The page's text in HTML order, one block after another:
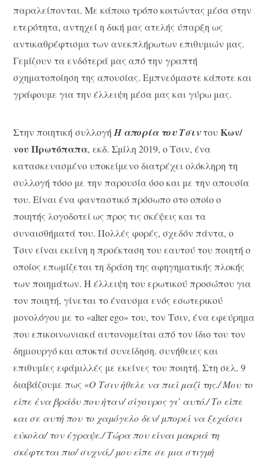
παραλείπονται. Με κάποιο τρόπο κοιτώντας μέσα στην
ετερότητα, αντηχεί η δική μας ατελής ύπαρξη ως
αντικαθρέφτισμα των ανεκπλήρωτων επιθυμιών μας.
Γεμίζουν τα ενδότερά μας από την γραπτή
σχηματοποίηση της απουσίας. Εμπνεόμαστε κάποτε και
γράφουμε για την έλλειψη μέσα μας και γύρω μας.
Στην ποιητική συλλογήΗ απορία του ΤσιντουΚων/
νου Πρωτόπαπα, εκδ. Σμίλη 2019, ο Τσιν, ένα
κατασκευασμένο υποκείμενο διατρέχει ολόκληρη τη
συλλογή τόσο με την παρουσία όσο και με την απουσία
του. Είναι ένα φανταστικό πρόσωπο στο οποίο ο
ποιητής λογοδοτεί ως προς τις σκέψεις και τα
συναισθήματά του. Πολλές φορές, σχεδόν πάντα, ο
Τσιν είναι εκείνη η προέκταση του εαυτού του ποιητή ο
οποίος επωμίζεται τη δράση της αφηγηματικής πλοκής
των ποιημάτων. Η έλλειψη του ερωτικού προσώπου για
τον ποιητή, γίνεται το έναυσμα ενός εσωτερικού
μονολόγου με το «alter ego» του, τον Τσιν, ένα εφεύρημα
που επικοινωνιακά αυτονομείται από τον ίδιο του τον
δημιουργό και αποκτά συνείδηση. συνήθειες και
επιθυμίες εφάμιλλές με εκείνες του ποιητή. Στη σελ. 9
διαβάζουμε πως «Ο Τσιν ήθελε να πιεί μαζί της./ Μου το
είπε ένα βράδυ που ήταν/ σίγουρος γι’ αυτό./ Το είπε
και σε αυτή που το χαμόγελο δεν/ μπορεί να ξεχάσει
εύκολα/ τον έγραψε./ Τώρα που είναι μακριά τη
σκέφτεται πιο/ συχνά,/ μου είπε σε μια στιγμή